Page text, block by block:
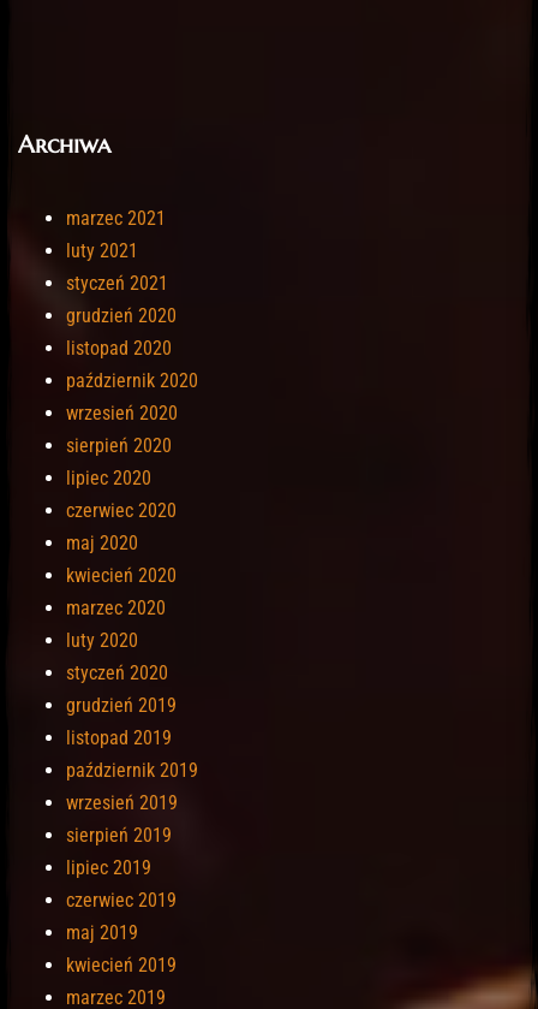
Archiwa
marzec 2021
luty 2021
styczeń 2021
grudzień 2020
listopad 2020
październik 2020
wrzesień 2020
sierpień 2020
lipiec 2020
czerwiec 2020
maj 2020
kwiecień 2020
marzec 2020
luty 2020
styczeń 2020
grudzień 2019
listopad 2019
październik 2019
wrzesień 2019
sierpień 2019
lipiec 2019
czerwiec 2019
maj 2019
kwiecień 2019
marzec 2019